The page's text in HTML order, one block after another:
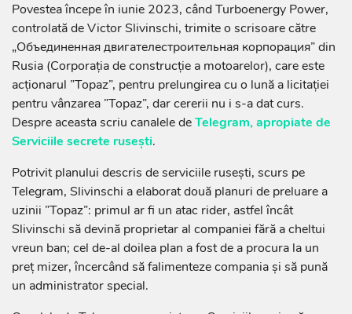
Povestea începe în iunie 2023, când Turboenergy Power,
controlată de Victor Slivinschi, trimite o scrisoare către
„Объединенная двигателестроительная корпорация” din
Rusia (Corporația de construcție a motoarelor), care este
acționarul ”Topaz”, pentru prelungirea cu o lună a licitației
pentru vânzarea ”Topaz”, dar cererii nu i s-a dat curs.
Despre aceasta scriu canalele deTelegram, apropiate de
Serviciile secrete rusești.
Potrivit planului descris de serviciile rusești, scurs pe
Telegram, Slivinschi a elaborat două planuri de preluare a
uzinii ”Topaz”: primul ar fi un atac rider, astfel încât
Slivinschi să devină proprietar al companiei fără a cheltui
vreun ban; cel de-al doilea plan a fost de a procura la un
preț mizer, încercând să falimenteze compania și să pună
un administrator special.